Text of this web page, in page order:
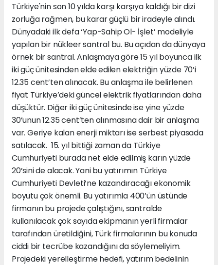
Türkiye'nin son 10 yılda karşı karşıya kaldığı bir dizi
zorluğa rağmen, bu karar güçlü bir iradeyle alındı.
Dünyadaki ilk defa ‘Yap-Sahip Ol- İşlet’ modeliyle
yapılan bir nükleer santral bu. Bu açıdan da dünyaya
örnek bir santral. Anlaşmaya göre 15 yıl boyunca ilk
iki güç ünitesinden elde edilen elektriğin yüzde 70’i
12.35 cent’ten alınacak. Bu anlaşma ile belirlenen
fiyat Türkiye’deki güncel elektrik fiyatlarından daha
düşüktür. Diğer iki güç ünitesinde ise yine yüzde
30’unun 12.35 cent’ten alınmasına dair bir anlaşma
var. Geriye kalan enerji miktarı ise serbest piyasada
satılacak. 15. yıl bittiği zaman da Türkiye
Cumhuriyeti burada net elde edilmiş karın yüzde
20’sini de alacak. Yani bu yatırımın Türkiye
Cumhuriyeti Devleti’ne kazandıracağı ekonomik
boyutu çok önemli. Bu yatırımla 400’ün üstünde
firmanın bu projede çalıştığını, santralde
kullanılacak çok sayıda ekipmanın yerli firmalar
tarafından üretildiğini, Türk firmalarının bu konuda
ciddi bir tecrübe kazandığını da söylemeliyim.
Projedeki yerelleştirme hedefi, yatırım bedelinin